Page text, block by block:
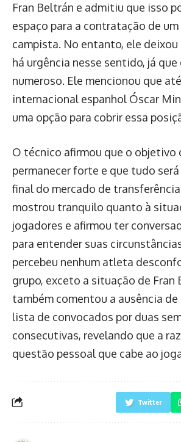
Fran Beltrán e admitiu que isso
espaço para a contratação de
campista. No entanto, ele deixou
há urgência nesse sentido, já que
numeroso. Ele mencionou que
internacional espanhol Óscar
uma opção para cobrir essa
O técnico afirmou que o objetivo
permanecer forte e que tudo
final do mercado de
mostrou tranquilo quanto à
jogadores e afirmou ter
para entender suas
percebeu nenhum atleta
grupo, exceto a situação de Fran
também comentou a ausência de
lista de convocados por duas
consecutivas, revelando que a
questão pessoal que cabe ao
Twitter